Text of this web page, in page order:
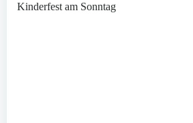
Kinderfest am Sonntag